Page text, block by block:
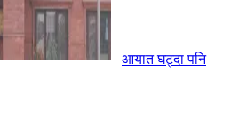
आयात घट्दा पनि